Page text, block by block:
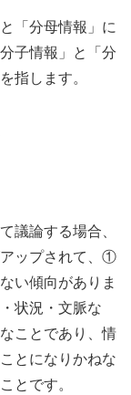
「分母情報」に
子情報」と「分
指します。
議論する場合、
ップされて、①
い傾向がありま
状況・文脈な
ことであり、情
とになりかねな
とです。